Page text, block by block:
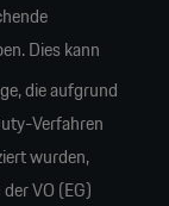
Dies kann
die aufgrund
Verfahren
wurden,
VO (EG)